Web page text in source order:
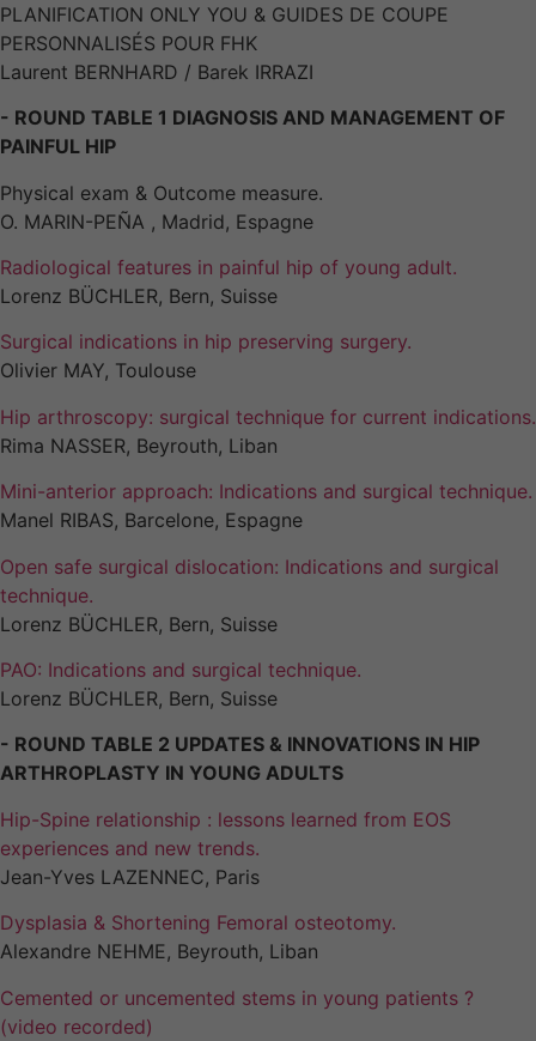
PLANIFICATION ONLY YOU & GUIDES DE COUPE
PERSONNALISÉS POUR FHK
Laurent BERNHARD / Barek IRRAZI
- ROUND TABLE 1 DIAGNOSIS AND MANAGEMENT OF
PAINFUL HIP
Physical exam & Outcome measure.
O. MARIN-PEÑA , Madrid, Espagne
Radiological features in painful hip of young adult.
Lorenz BÜCHLER, Bern, Suisse
Surgical indications in hip preserving surgery.
Olivier MAY, Toulouse
Hip arthroscopy: surgical technique for current indications.
Rima NASSER, Beyrouth, Liban
Mini-anterior approach: Indications and surgical technique.
Manel RIBAS, Barcelone, Espagne
Open safe surgical dislocation: Indications and surgical
technique.
Lorenz BÜCHLER, Bern, Suisse
PAO: Indications and surgical technique.
Lorenz BÜCHLER, Bern, Suisse
- ROUND TABLE 2 UPDATES & INNOVATIONS IN HIP
ARTHROPLASTY IN YOUNG ADULTS
Hip-Spine relationship : lessons learned from EOS
experiences and new trends.
Jean-Yves LAZENNEC, Paris
Dysplasia & Shortening Femoral osteotomy.
Alexandre NEHME, Beyrouth, Liban
Cemented or uncemented stems in young patients ?
(video recorded)